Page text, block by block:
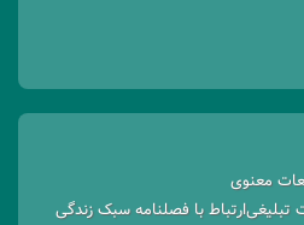
معنوی
تبلیغیارتباط با فصلنامه سبک زندگی